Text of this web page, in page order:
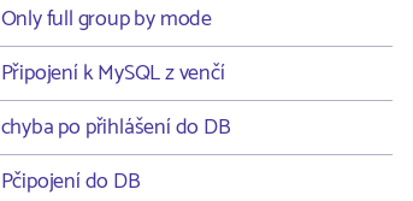
Only full group by mode
Připojení k MySQL z venčí
chyba po přihlášení do DB
Pčipojení do DB